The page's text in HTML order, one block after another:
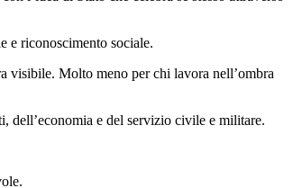
e riconoscimento sociale.
visibile. Molto meno per chi lavora nell’ombra
dell’economia e del servizio civile e militare.